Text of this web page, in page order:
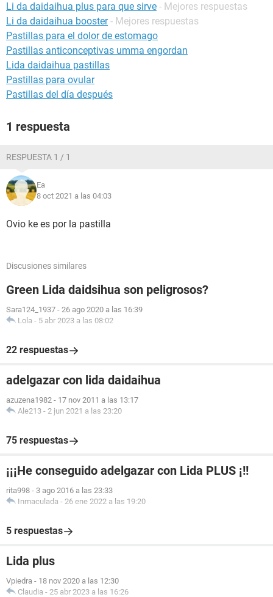
Li da daidaihua plus para que sirve - Mejores respuestas
Li da daidaihua booster - Mejores respuestas
Pastillas para el dolor de estomago
Pastillas anticonceptivas umma engordan
Lida daidaihua pastillas
Pastillas para ovular
Pastillas del día después
1 respuesta
RESPUESTA 1 / 1
Ea
8 oct 2021 a las 04:03
Ovio ke es por la pastilla
Discusiones similares
Green Lida daidsihua son peligrosos?
Sara124_1937 - 26 ago 2020 a las 16:39
Lola - 5 abr 2023 a las 08:02
22 respuestas
adelgazar con lida daidaihua
azuzena1982 - 17 nov 2011 a las 13:17
Ale213 - 2 jun 2021 a las 23:20
75 respuestas
¡¡¡He conseguido adelgazar con Lida PLUS ¡!!
rita998 - 3 ago 2016 a las 23:33
Inmaculada - 26 ene 2022 a las 19:20
5 respuestas
Lida plus
Vpiedra - 18 nov 2020 a las 12:30
Claudia - 25 abr 2023 a las 16:26